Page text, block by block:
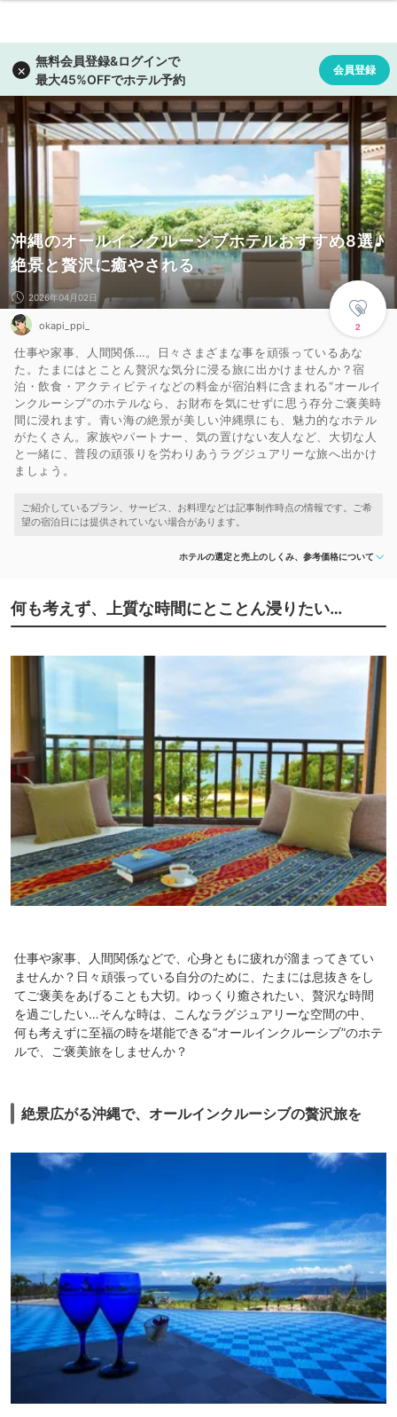
沖縄のオールインクルーシブホテルおすすめ8選♪
絶景と贅沢に癒やされる
2
2026年04月02日
okapi_ppi_
仕事や家事、人間関係…。日々さまざまな事を頑張っているあな
た。たまにはとことん贅沢な気分に浸る旅に出かけませんか？宿
泊・飲食・アクティビティなどの料金が宿泊料に含まれる“オールイ
ンクルーシブ”のホテルなら、お財布を気にせずに思う存分ご褒美時
間に浸れます。青い海の絶景が美しい沖縄県にも、魅力的なホテル
がたくさん。家族やパートナー、気の置けない友人など、大切な人
と一緒に、普段の頑張りを労わりあうラグジュアリーな旅へ出かけ
ましょう。
ホテルの選定と売上のしくみ、参考価格について
何も考えず、上質な時間にとことん浸りたい…
仕事や家事、人間関係などで、心身ともに疲れが溜まってきてい
ませんか？日々頑張っている自分のために、たまには息抜きをし
てご褒美をあげることも大切。ゆっくり癒されたい、贅沢な時間
を過ごしたい…そんな時は、こんなラグジュアリーな空間の中、
何も考えずに至福の時を堪能できる“オールインクルーシブ”のホテ
ルで、ご褒美旅をしませんか？
絶景広がる沖縄で、オールインクルーシブの贅沢旅を